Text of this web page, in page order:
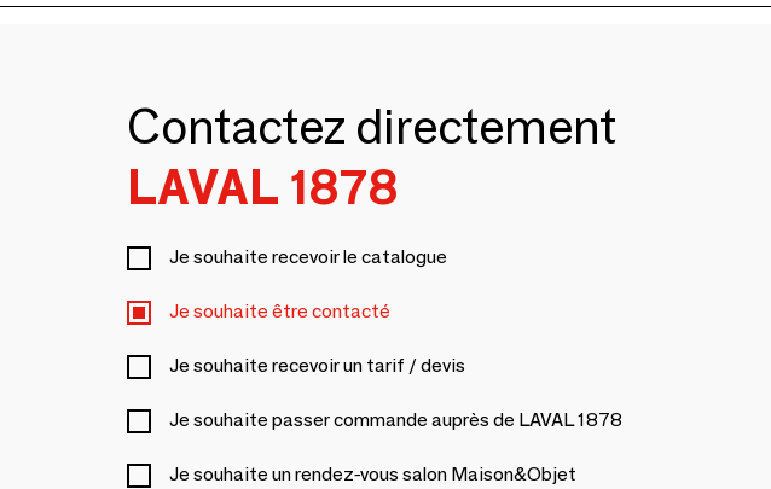
Contactez directement
LAVAL 1878
Je souhaite recevoir le catalogue
Je souhaite être contacté
Je souhaite recevoir un tarif / devis
Je souhaite passer commande auprès de LAVAL 1878
Je souhaite un rendez-vous salon Maison&Objet